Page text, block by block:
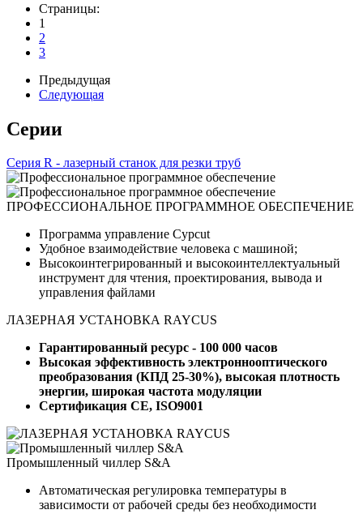
Страницы:
1
2
3
Предыдущая
Следующая
Серии
Серия R - лазерный станок для резки труб
ПРОФЕССИОНАЛЬНОЕ ПРОГРАММНОЕ ОБЕСПЕЧЕНИЕ
Программа управление Cypcut
Удобное взаимодействие человека с машиной;
Высокоинтегрированный и высокоинтеллектуальный
инструмент для чтения, проектирования, вывода и
управления файлами
ЛАЗЕРНАЯ УСТАНОВКА RAYCUS
Гарантированный ресурс - 100 000 часов
Высокая эффективность электроннооптического
преобразования (КПД 25-30%), высокая плотность
энергии, широкая частота модуляции
Сертификация CE, ISO9001
Промышленный чиллер S&A
Автоматическая регулировка температуры в
зависимости от рабочей среды без необходимости